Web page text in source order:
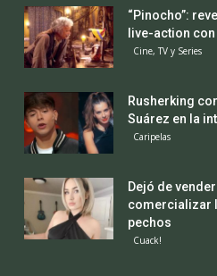
“Pinocho”:
live-action
Cine, TV y Series
Rusherking
Suárez en la
Caripelas
Dejó de
comercializar
pechos
Cuack!